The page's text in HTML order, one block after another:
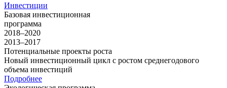
Инвестиции
Базовая инвестиционная
программа
2018–2020
2013–2017
Потенциальные проекты роста
Новый инвестиционный цикл с ростом среднегодового
объема инвестиций
Подробнее